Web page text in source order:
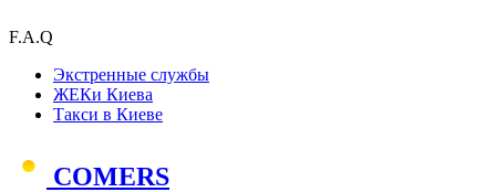
F.A.Q
Экстренные службы
ЖЕКи Киева
Такси в Киеве
COMERS